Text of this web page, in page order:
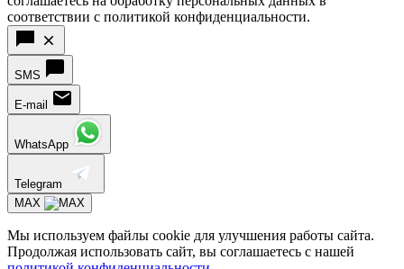
соответствии с политикой конфиденциальности.
SMS
E-mail
WhatsApp
Telegram
MAX
Мы используем файлы cookie для улучшения работы сайта.
Продолжая использовать сайт, вы соглашаетесь с нашей